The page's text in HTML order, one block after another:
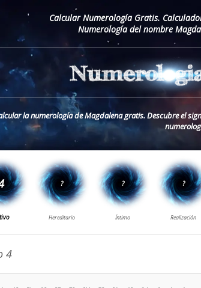
Calcular Numerología Gratis.
Numerología del nombre
la numerología de Magdalena gratis. Descubre el
4